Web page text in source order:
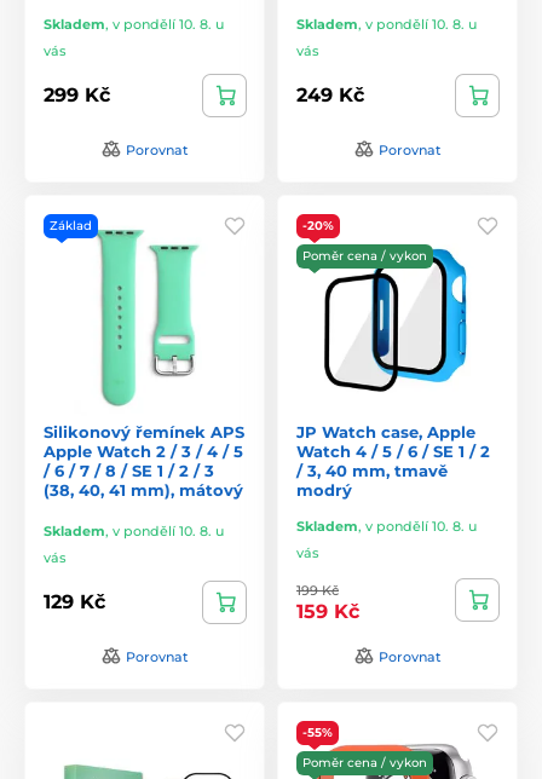
Skladem, v pondělí 10. 8. u
vás
299 Kč
Porovnat
Skladem, v pondělí 10. 8. u
vás
249 Kč
Porovnat
Základ
Silikonový řemínek APS
Apple Watch 2 / 3 / 4 / 5
/ 6 / 7 / 8 / SE 1 / 2 / 3
(38, 40, 41 mm), mátový
Skladem, v pondělí 10. 8. u
vás
129 Kč
Porovnat
-20%
Poměr cena / vykon
JP Watch case, Apple
Watch 4 / 5 / 6 / SE 1 / 2
/ 3, 40 mm, tmavě
modrý
Skladem, v pondělí 10. 8. u
vás
199 Kč
159 Kč
Porovnat
-55%
Poměr cena / vykon